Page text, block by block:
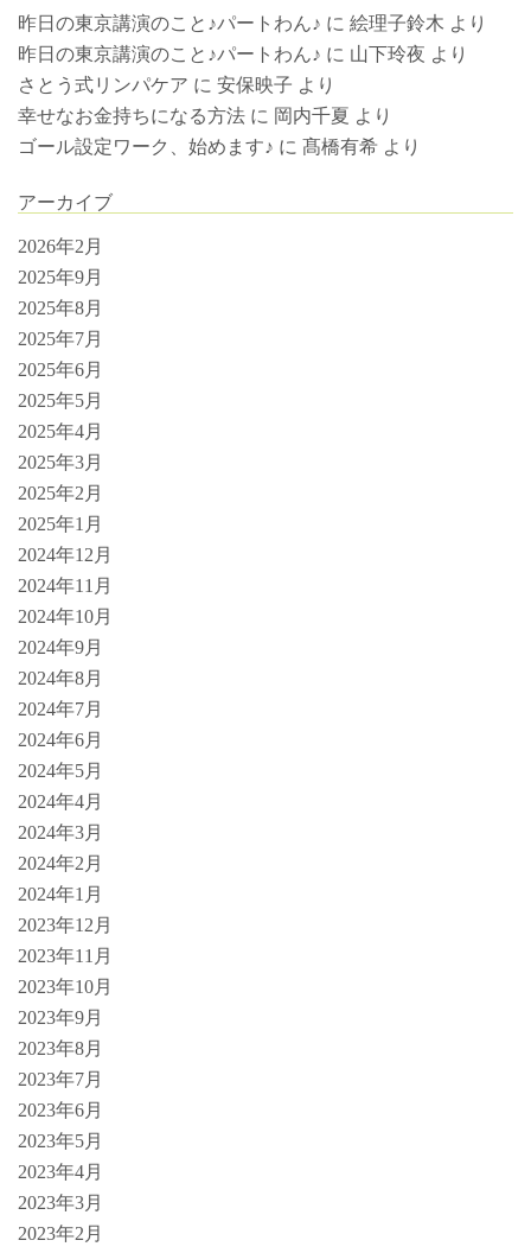
昨日の東京講演のこと♪パートわん♪ に 絵理子鈴木 より
昨日の東京講演のこと♪パートわん♪ に 山下玲夜 より
さとう式リンパケア に 安保映子 より
幸せなお金持ちになる方法 に 岡内千夏 より
ゴール設定ワーク、始めます♪ に 髙橋有希 より
アーカイブ
2026年2月
2025年9月
2025年8月
2025年7月
2025年6月
2025年5月
2025年4月
2025年3月
2025年2月
2025年1月
2024年12月
2024年11月
2024年10月
2024年9月
2024年8月
2024年7月
2024年6月
2024年5月
2024年4月
2024年3月
2024年2月
2024年1月
2023年12月
2023年11月
2023年10月
2023年9月
2023年8月
2023年7月
2023年6月
2023年5月
2023年4月
2023年3月
2023年2月